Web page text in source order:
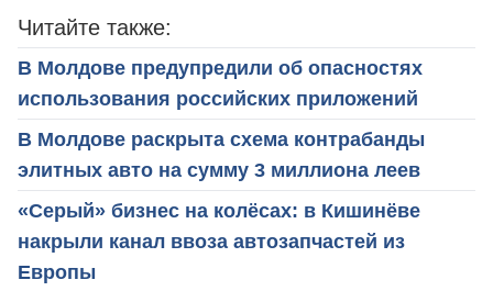
Читайте также:
В Молдове предупредили об опасностях
использования российских приложений
В Молдове раскрыта схема контрабанды
элитных авто на сумму 3 миллиона леев
«Серый» бизнес на колёсах: в Кишинёве
накрыли канал ввоза автозапчастей из
Европы